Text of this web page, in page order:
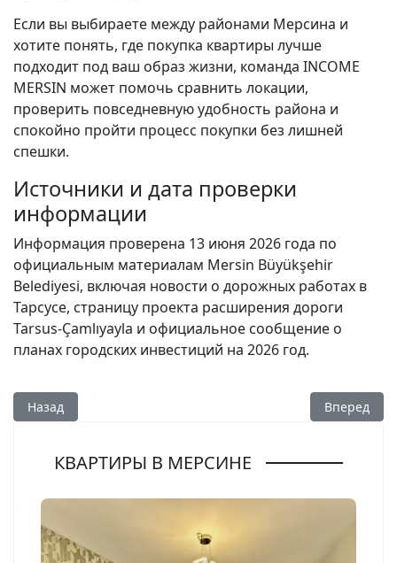
Если вы выбираете между районами Мерсина и
хотите понять, где покупка квартиры лучше
подходит под ваш образ жизни, команда INCOME
MERSIN может помочь сравнить локации,
проверить повседневную удобность района и
спокойно пройти процесс покупки без лишней
спешки.
Источники и дата проверки
информации
Информация проверена 13 июня 2026 года по
официальным материалам Mersin Büyükşehir
Belediyesi, включая новости о дорожных работах в
Тарсусе, страницу проекта расширения дороги
Tarsus-Çamlıyayla и официальное сообщение о
планах городских инвестиций на 2026 год.
Предыдущий: Кırsal mahalle в Мерсине: почему статус
Назад Вперед
КВАРТИРЫ В МЕРСИНЕ